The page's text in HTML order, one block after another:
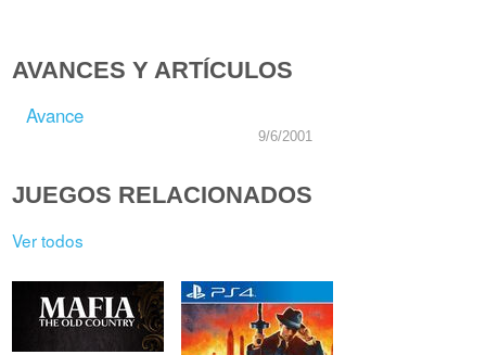
AVANCES Y ARTÍCULOS
Avance
9/6/2001
JUEGOS RELACIONADOS
Ver todos